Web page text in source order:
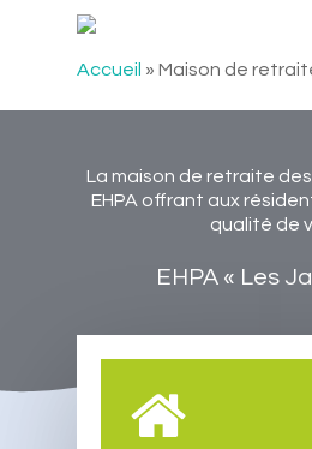
Accueil » Maison de
La maison de retraite
EHPA offrant aux
qualité de
EHPA « Les